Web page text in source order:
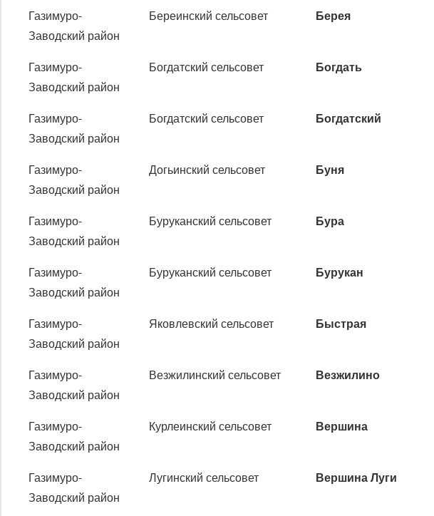
Газимуро-
Заводский район
Береинский сельсовет Берея
Газимуро-
Заводский район
Богдатский сельсовет Богдать
Газимуро-
Заводский район
Богдатский сельсовет Богдатский
Газимуро-
Заводский район
Догьинский сельсовет Буня
Газимуро-
Заводский район
Буруканский сельсовет Бура
Газимуро-
Заводский район
Буруканский сельсовет Бурукан
Газимуро-
Заводский район
Яковлевский сельсовет Быстрая
Газимуро-
Заводский район
Везжилинский сельсовет Везжилино
Газимуро-
Заводский район
Курлеинский сельсовет Вершина
Газимуро-
Заводский район
Лугинский сельсовет Вершина Луги